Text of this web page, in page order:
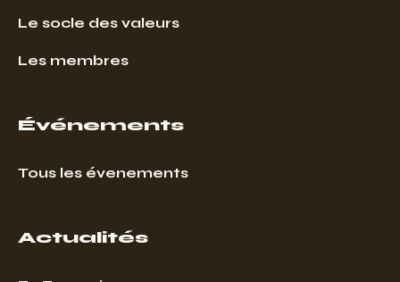
Le socle des valeurs
Les membres
Événements
Tous les évenements
Actualités